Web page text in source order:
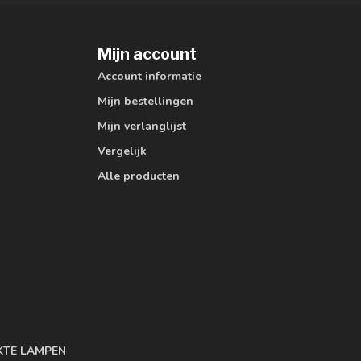
LAMPEN
Mijn account
Account informatie
Mijn bestellingen
Mijn verlanglijst
Vergelijk
Alle producten